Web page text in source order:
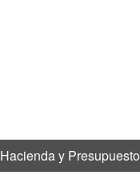
Hacienda y Presupuesto